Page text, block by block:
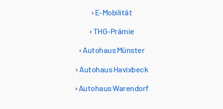
› E-Mobilität
› THG-Prämie
› Autohaus Münster
› Autohaus Havixbeck
› Autohaus Warendorf